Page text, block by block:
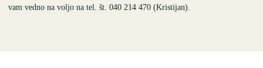
vam vedno na voljo na tel. št. 040 214 470 (Kristijan).